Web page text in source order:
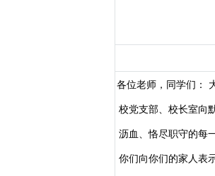
各位老师，同学们：
校党支部、校长室向
沥血、恪尽职守的每
你们向你们的家人表